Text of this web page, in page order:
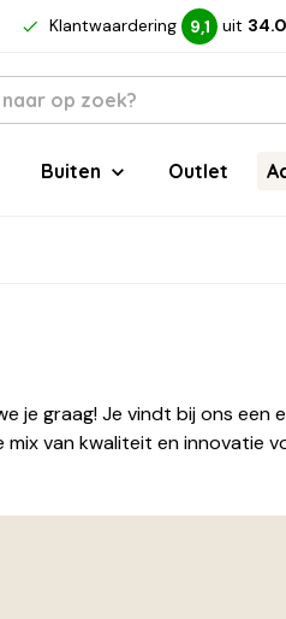
Klantwaardering 9,1 uit
Buiten Outlet
je graag! Je vindt bij ons
van kwaliteit en innovatie